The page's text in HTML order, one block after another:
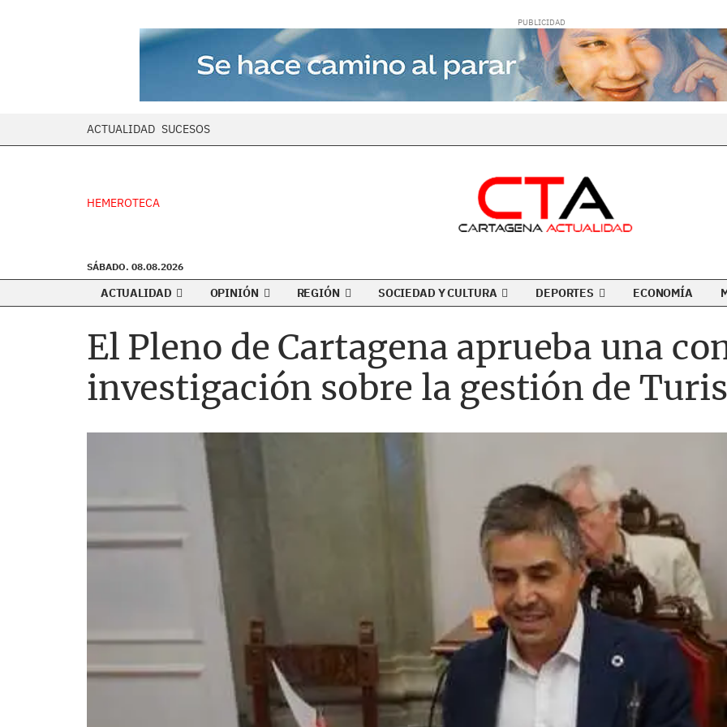
ACTUALIDAD SUCESOS
HEMEROTECA
SÁBADO. 08.08.2026
ACTUALIDAD OPINIÓN REGIÓN SOCIEDAD Y CULTURA DEPORTES ECONOMÍA
El Pleno de Cartagena aprueba una
investigación sobre la gestión de